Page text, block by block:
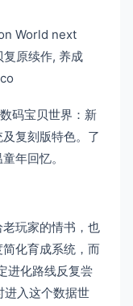
World next
原续作, 养成
码宝贝世界：新
复刻版特色。了
年回忆。
老玩家的情书，也
化育成系统，而
进化路线反复尝
进入这个数据世